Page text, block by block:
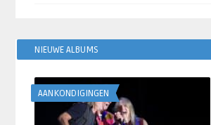
NIEUWE ALBUMS
AANKONDIGINGEN